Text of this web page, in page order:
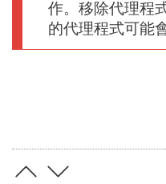
作。移除代理程
的代理程式可能